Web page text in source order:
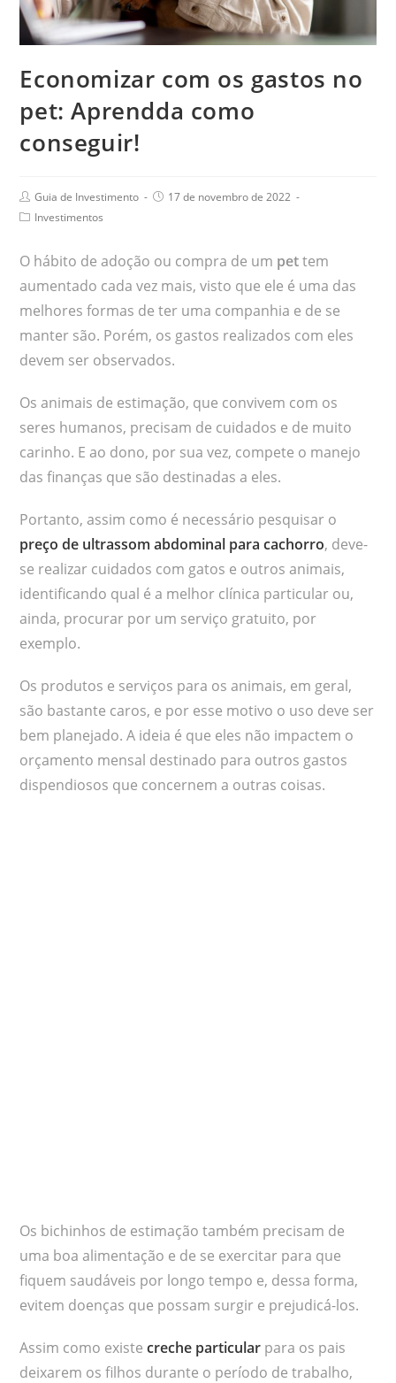
Economizar com os gastos no
pet: Aprendda como
conseguir!
Guia de Investimento
17 de novembro de 2022
Investimentos
O hábito de adoção ou compra de um pettem
aumentado cada vez mais, visto que ele é uma das
melhores formas de ter uma companhia e de se
manter são. Porém, os gastos realizados com eles
devem ser observados.
Os animais de estimação, que convivem com os
seres humanos, precisam de cuidados e de muito
carinho. E ao dono, por sua vez, compete o manejo
das finanças que são destinadas a eles.
Portanto, assim como é necessário pesquisar o
preço de ultrassom abdominal para cachorro, deve-
se realizar cuidados com gatos e outros animais,
identificando qual é a melhor clínica particular ou,
ainda, procurar por um serviço gratuito, por
exemplo.
Os produtos e serviços para os animais, em geral,
são bastante caros, e por esse motivo o uso deve ser
bem planejado. A ideia é que eles não impactem o
orçamento mensal destinado para outros gastos
dispendiosos que concernem a outras coisas.
Os bichinhos de estimação também precisam de
uma boa alimentação e de se exercitar para que
fiquem saudáveis por longo tempo e, dessa forma,
evitem doenças que possam surgir e prejudicá-los.
Assim como existecreche particular para os pais
deixarem os filhos durante o período de trabalho,